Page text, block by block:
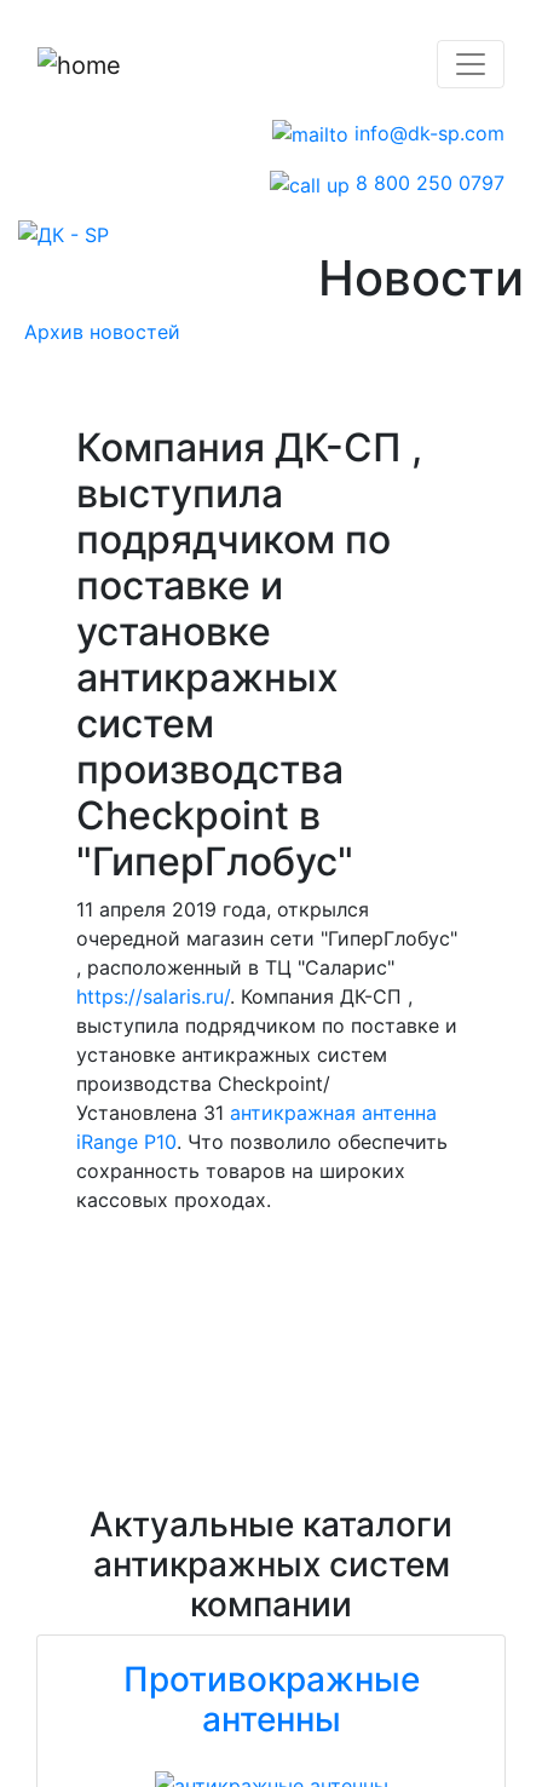
info@dk-sp.com
8 800 250 0797
Новости
Архив новостей
Компания ДК-СП ,
выступила
подрядчиком по
поставке и
установке
антикражных
систем
производства
Checkpoint в
"ГиперГлобус"
11 апреля 2019 года, открылся
очередной магазин сети "ГиперГлобус"
, расположенный в ТЦ "Саларис"
https://salaris.ru/. Компания ДК-СП ,
выступила подрядчиком по поставке и
установке антикражных систем
производства Checkpoint/
Установлена 31 антикражная антенна
iRange P10. Что позволило обеспечить
сохранность товаров на широких
кассовых проходах.
Актуальные каталоги
антикражных систем
компании
Противокражные
антенны